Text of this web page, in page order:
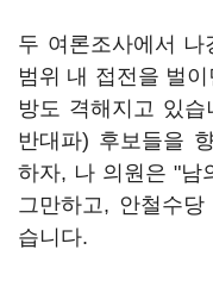
두 여론조사에서
범위 내 접전을 벌
방도 격해지고 있
반대파) 후보들을
하자, 나 의원은 "남
그만하고, 안철수
습니다.